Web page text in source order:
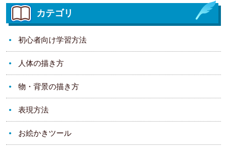
カテゴリ
初心者向け学習方法
人体の描き方
物・背景の描き方
表現方法
お絵かきツール